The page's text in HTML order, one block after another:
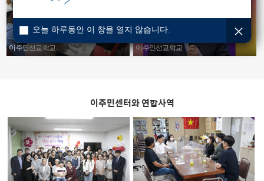
이주민선교학교 이주민선교학교
이주민센터와 연합사역
오늘 하루동안 이 창을 열지 않습니다.